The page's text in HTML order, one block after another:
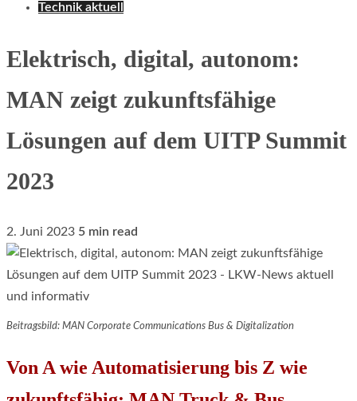
Technik aktuell
Elektrisch, digital, autonom:
MAN zeigt zukunftsfähige
Lösungen auf dem UITP Summit
2023
2. Juni 2023 5 min read
Beitragsbild: MAN Corporate Communications Bus & Digitalization
Von A wie Automatisierung bis Z wie